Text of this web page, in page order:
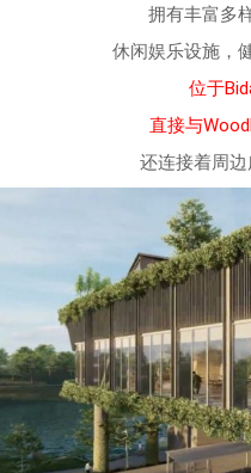
拥有丰富多
休闲娱乐设施，
位于
直接与
还连接着周